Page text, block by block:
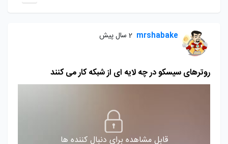
mrshabake 2 سال پیش
روترهای سیسکو در چه لایه ای از شبکه کار می کنند
قابل مشاهده برای دنبال کننده ها